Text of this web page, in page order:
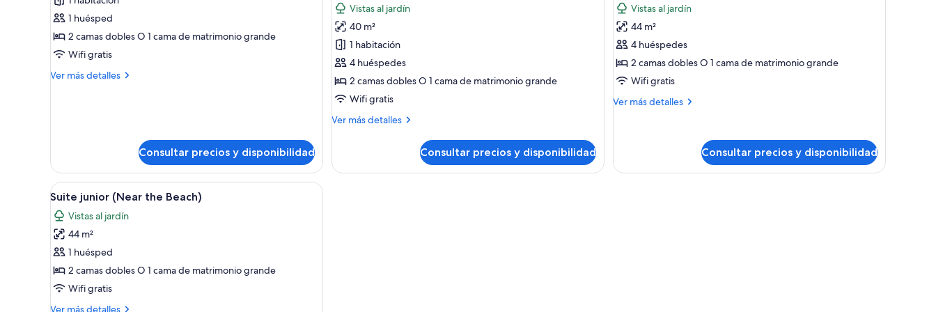
fotos
de
Habitación
Premium
1 huésped
2 camas dobles O 1 cama de matrimonio grande
Wifi gratis
Ver más detalles
Más
Consultar precios y disponibilidad
fotos
de
Habitación
Premium
(Pure
Wellness)
Vistas al jardín
40 m²
1 habitación
4 huéspedes
2 camas dobles O 1 cama de matrimonio grande
Wifi gratis
Ver más detalles
Más
Premium
Consultar precios y disponibilidad
fotos
de
Suite
junior
(Near
the
Beach)
Vistas al jardín
44 m²
4 huéspedes
2 camas dobles O 1 cama de matrimonio grande
Wifi gratis
Ver más detalles
Más
(Near
the
Consultar precios y disponibilidad
Abrir
todas
las
fotos
de
Suite
junior
Minibar con artículos gratuitos, caja fuerte, escritorio
5
Suite junior (Near the Beach)
Vistas al jardín
44 m²
1 huésped
2 camas dobles O 1 cama de matrimonio grande
Wifi gratis
Ver más detalles
Más